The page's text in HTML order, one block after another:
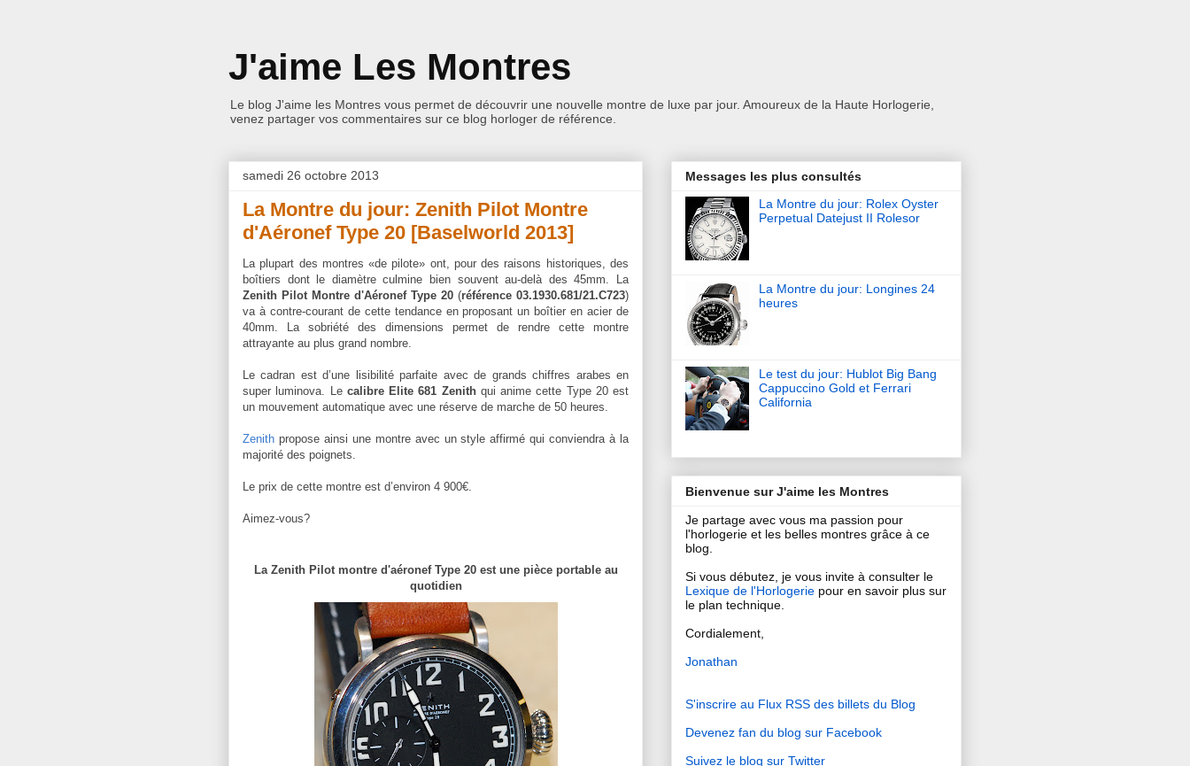
J'aime Les Montres
Le blog J'aime les Montres vous permet de découvrir une nouvelle montre de luxe par jour. Amoureux de la Haute Horlogerie,
venez partager vos commentaires sur ce blog horloger de référence.
samedi 26 octobre 2013
La Montre du jour: Zenith Pilot Montre
d'Aéronef Type 20 [Baselworld 2013]
La plupart des montres «de pilote» ont, pour des raisons historiques, des
boîtiers dont le diamètre culmine bien souvent au-delà des 45mm. La
Zenith Pilot Montre d'Aéronef Type 20 (référence 03.1930.681/21.C723)
va à contre-courant de cette tendance en proposant un boîtier en acier de
40mm. La sobriété des dimensions permet de rendre cette montre
attrayante au plus grand nombre.
Le cadran est d’une lisibilité parfaite avec de grands chiffres arabes en
super luminova. Le calibre Elite 681 Zenithqui anime cette Type 20 est
un mouvement automatique avec une réserve de marche de 50 heures.
Zenith propose ainsi une montre avec un style affirmé qui conviendra à la
majorité des poignets.
Le prix de cette montre est d’environ 4 900€.
Aimez-vous?
La Zenith Pilot montre d'aéronef Type 20 est une pièce portable au
quotidien
Messages les plus consultés
La Montre du jour: Rolex Oyster
Perpetual Datejust II Rolesor
La Montre du jour: Longines 24
heures
Le test du jour: Hublot Big Bang
Cappuccino Gold et Ferrari
California
Bienvenue sur J'aime les Montres
Je partage avec vous ma passion pour
l'horlogerie et les belles montres grâce à ce
blog.
Si vous débutez, je vous invite à consulter le
Lexique de l'Horlogerie pour en savoir plus sur
le plan technique.
Cordialement,
Jonathan
S'inscrire au Flux RSS des billets du Blog
Devenez fan du blog sur Facebook
Suivez le blog sur Twitter